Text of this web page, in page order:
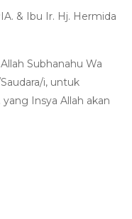
& Ibu Ir. Hj. Hermida
Subhanahu Wa
i, untuk
Insya Allah akan